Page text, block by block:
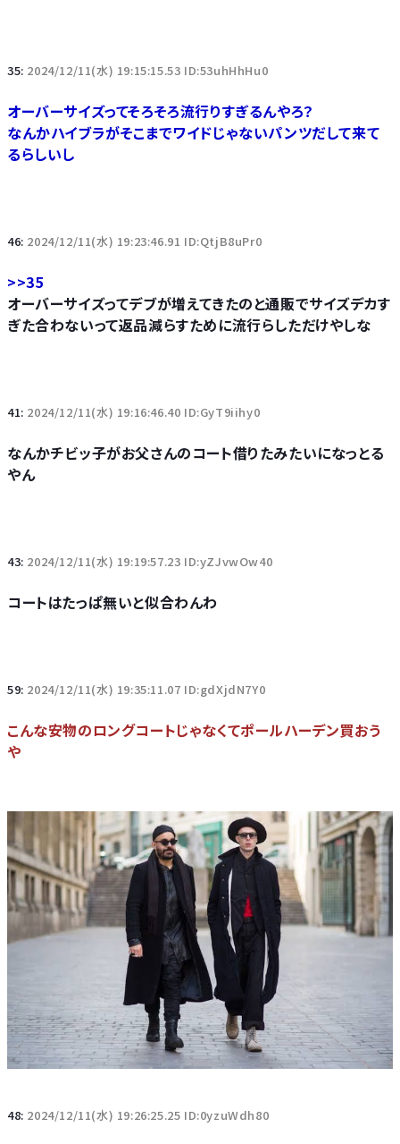
35: 2024/12/11(水) 19:15:15.53 ID:53uhHhHu0
オーバーサイズってそろそろ流行りすぎるんやろ？
なんかハイブラがそこまでワイドじゃないパンツだして来て
るらしいし
46: 2024/12/11(水) 19:23:46.91 ID:QtjB8uPr0
>>35
オーバーサイズってデブが増えてきたのと通販でサイズデカす
ぎた合わないって返品減らすために流行らしただけやしな
41: 2024/12/11(水) 19:16:46.40 ID:GyT9iihy0
なんかチビッ子がお父さんのコート借りたみたいになっとる
やん
43: 2024/12/11(水) 19:19:57.23 ID:yZJvwOw40
コートはたっぱ無いと似合わんわ
59: 2024/12/11(水) 19:35:11.07 ID:gdXjdN7Y0
こんな安物のロングコートじゃなくてポールハーデン買おう
や
48: 2024/12/11(水) 19:26:25.25 ID:0yzuWdh80